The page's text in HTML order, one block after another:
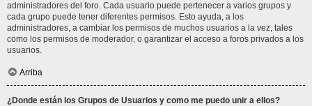
administradores del foro. Cada usuario puede pertenecer a varios grupos y
cada grupo puede tener diferentes permisos. Esto ayuda, a los
administradores, a cambiar los permisos de muchos usuarios a la vez, tales
como los permisos de moderador, o garantizar el acceso a foros privados a los
usuarios.
Arriba
¿Donde están los Grupos de Usuarios y como me puedo unir a ellos?